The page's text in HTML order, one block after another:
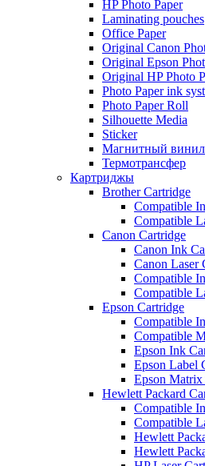
HP Photo Paper
Laminating pouches
Office Paper
Original Canon
Original Epson
Original HP Photo
Photo Paper ink
Photo Paper Roll
Silhouette Media
Sticker
Магнитный винил
Термотрансфер
Картриджы
Brother Cartridge
Compatible
Compatible
Canon Cartridge
Canon Ink
Canon Laser
Compatible
Compatible
Epson Cartridge
Compatible
Compatible
Epson Ink
Epson Label
Epson
Hewlett Packard
Compatible
Compatible
Hewlett
Hewlett